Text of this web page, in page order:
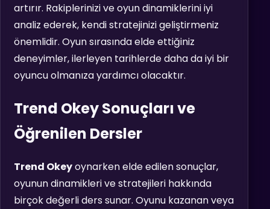
artırır. Rakiplerinizi ve oyun dinamiklerini iyi
analiz ederek, kendi stratejinizi geliştirmeniz
önemlidir. Oyun sırasında elde ettiğiniz
deneyimler, ilerleyen tarihlerde daha da iyi bir
oyuncu olmanıza yardımcı olacaktır.
Trend Okey Sonuçları ve
Öğrenilen Dersler
Trend Okeyoynarken elde edilen sonuçlar,
oyunun dinamikleri ve stratejileri hakkında
birçok değerli ders sunar. Oyunu kazanan veya